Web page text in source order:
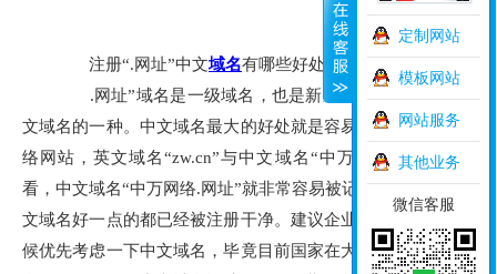
注册“.网址”中文域名有哪些好处?
.网址”域名是一级域名，也是新通用顶级域名，是中
文域名的一种。中文域名最大的好处就是容易记，比如中万网
络网站，英文域名“zw.cn”与中文域名“中万网络.网址”对来
看，中文域名“中万网络.网址”就非常容易被记住，而且目前英
文域名好一点的都已经被注册干净。建议企业在选择域名的时
候优先考虑一下中文域名，毕竟目前国家在大力的扶持中文域
定制网站
模板网站
网站服务
其他业务
微信客服